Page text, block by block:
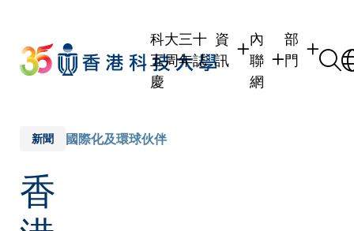
main
content
科大三十
五周年誌
慶
資
訊
內
聯
網
部
門
新聞 國際化及環球伙伴
香